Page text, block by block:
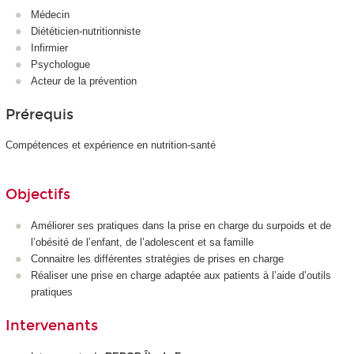
Médecin
Diététicien-nutritionniste
Infirmier
Psychologue
Acteur de la prévention
Prérequis
Compétences et expérience en nutrition-santé
Objectifs
Améliorer ses pratiques dans la prise en charge du surpoids et de
l’obésité de l’enfant, de l’adolescent et sa famille
Connaitre les différentes stratégies de prises en charge
Réaliser une prise en charge adaptée aux patients à l’aide d’outils
pratiques
Intervenants